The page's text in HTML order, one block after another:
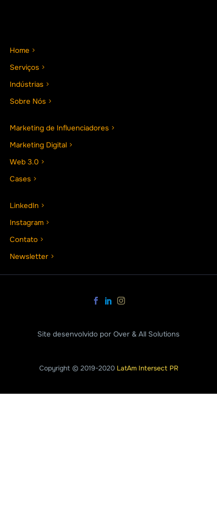
Home
Serviços
Indústrias
Sobre Nós
Marketing de Influenciadores
Marketing Digital
Web 3.0
Cases
LinkedIn
Instagram
Contato
Newsletter
Site desenvolvido por Over & All Solutions
Copyright © 2019-2020 LatAm Intersect PR